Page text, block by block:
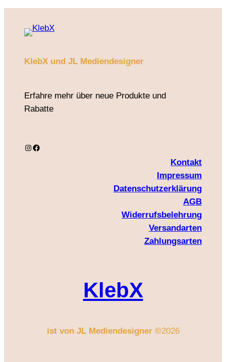
KlebX und JL Mediendesigner
Erfahre mehr über neue Produkte und
Rabatte
Instagram Facebook
Kontakt
Impressum
Datenschutzerklärung
AGB
Widerrufsbelehrung
Versandarten
Zahlungsarten
KlebX
ist von JL Mediendesigner ©2026